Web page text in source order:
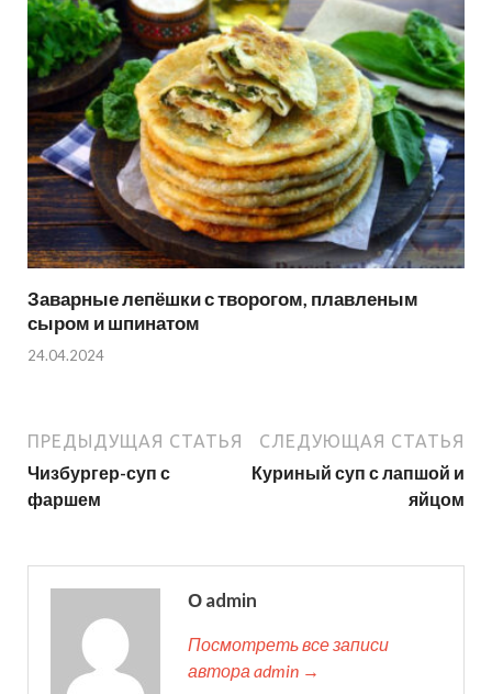
Заварные лепёшки с творогом, плавленым
сыром и шпинатом
24.04.2024
ПРЕДЫДУЩАЯ СТАТЬЯ
Чизбургер-суп с
фаршем
СЛЕДУЮЩАЯ СТАТЬЯ
Куриный суп с лапшой и
яйцом
О admin
Посмотреть все записи
автора admin →